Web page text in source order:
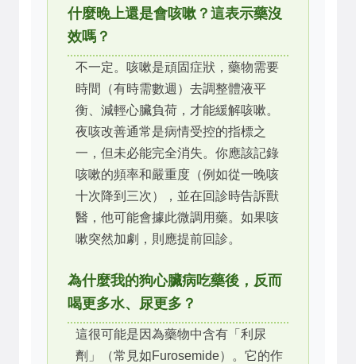
什麼晚上還是會咳嗽？這表示藥沒
效嗎？
不一定。咳嗽是頑固症狀，藥物需要
時間（有時需數週）去調整體液平
衡、減輕心臟負荷，才能緩解咳嗽。
夜咳改善通常是病情受控的指標之
一，但未必能完全消失。你應該記錄
咳嗽的頻率和嚴重度（例如從一晚咳
十次降到三次），並在回診時告訴獸
醫，他可能會據此微調用藥。如果咳
嗽突然加劇，則應提前回診。
為什麼我的狗心臟病吃藥後，反而
喝更多水、尿更多？
這很可能是因為藥物中含有「利尿
劑」（常見如Furosemide）。它的作